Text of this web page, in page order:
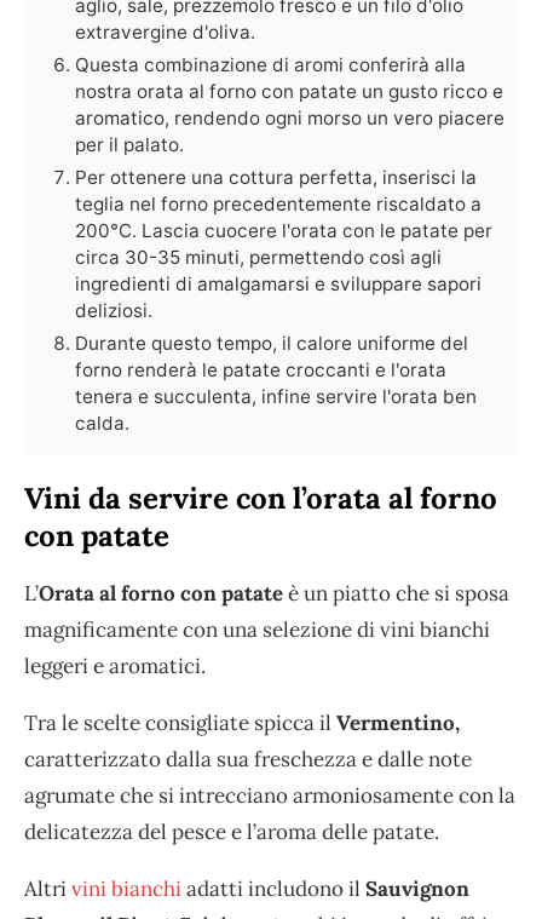
aglio, sale, prezzemolo fresco e un filo d'olio
extravergine d'oliva.
Questa combinazione di aromi conferirà alla
nostra orata al forno con patate un gusto ricco e
aromatico, rendendo ogni morso un vero piacere
per il palato.
Per ottenere una cottura perfetta, inserisci la
teglia nel forno precedentemente riscaldato a
200°C. Lascia cuocere l'orata con le patate per
circa 30-35 minuti, permettendo così agli
ingredienti di amalgamarsi e sviluppare sapori
deliziosi.
Durante questo tempo, il calore uniforme del
forno renderà le patate croccanti e l'orata
tenera e succulenta, infine servire l'orata ben
calda.
Vini da servire con l’orata al forno
con patate
L’Orata al forno con patateè un piatto che si sposa
magnificamente con una selezione di vini bianchi
leggeri e aromatici.
Tra le scelte consigliate spicca il Vermentino,
caratterizzato dalla sua freschezza e dalle note
agrumate che si intrecciano armoniosamente con la
delicatezza del pesce e l’aroma delle patate.
Altrivini bianchiadatti includono il Sauvignon